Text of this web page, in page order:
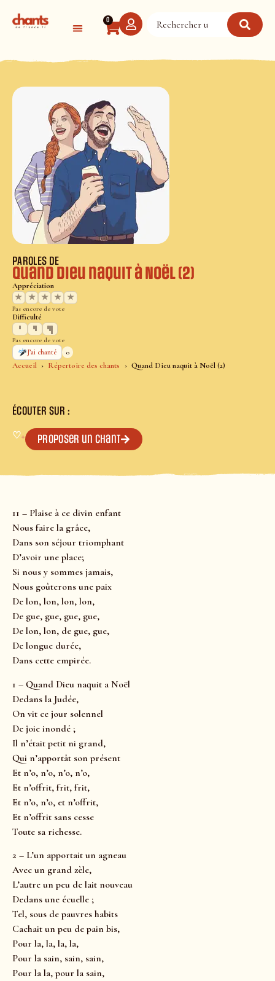
0
Accueil Répertoire des chants Quand Dieu naquit à Noël (2)
PAROLES DE
Quand Dieu naquit à Noël (2)
Appréciation
★
★ ★ ★ ★
Pas encore de vote
Difficulté
Pas encore de vote
J’ai chanté
0
ÉCOUTER SUR :
♡+ Proposer un chant
11 – Plaise à ce divin enfant
Nous faire la grâce,
Dans son séjour triomphant
D’avoir une place;
Si nous y sommes jamais,
Nous goûterons une paix
De lon, lon, lon, lon,
De gue, gue, gue, gue,
De lon, lon, de gue, gue,
De longue durée,
Dans cette empirée.
1 – Quand Dieu naquit a Noël
Dedans la Judée,
On vit ce jour solennel
De joie inondé ;
Il n’était petit ni grand,
Qui n’apportât son présent
Et n’o, n’o, n’o, n’o,
Et n’offrit, frit, frit,
Et n’o, n’o, et n’offrit,
Et n’offrit sans cesse
Toute sa richesse.
2 – L’un apportait un agneau
Avec un grand zèle,
L’autre un peu de lait nouveau
Dedans une écuelle ;
Tel, sous de pauvres habits
Cachait un peu de pain bis,
Pour la, la, la, la,
Pour la sain, sain, sain,
Pour la la, pour la sain,